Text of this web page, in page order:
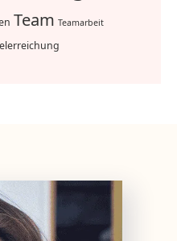
Team Teamarbeit